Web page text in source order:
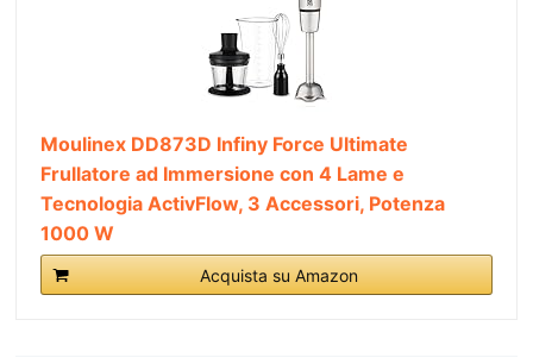
Moulinex DD873D Infiny Force Ultimate
Frullatore ad Immersione con 4 Lame e
Tecnologia ActivFlow, 3 Accessori, Potenza
1000 W
Acquista su Amazon